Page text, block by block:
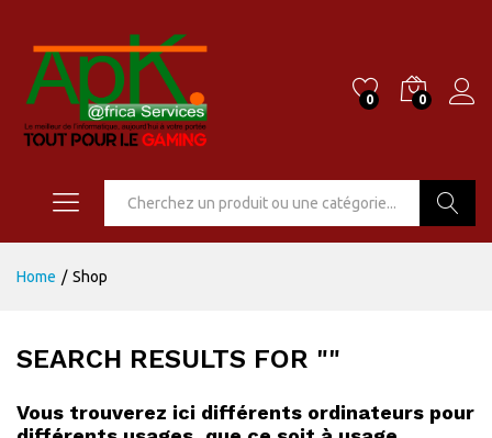
0 0
Home / Shop
SEARCH RESULTS FOR ""
Vous trouverez ici différents ordinateurs pour